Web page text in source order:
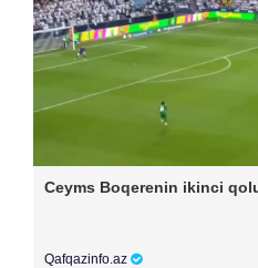
Ceyms Boqerenin ikinci
Qafqazinfo.az